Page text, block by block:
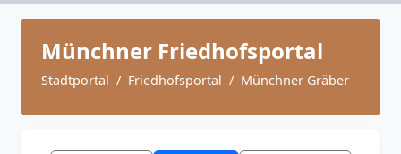
Münchner Friedhofsportal
Stadtportal Friedhofsportal Münchner Gräber